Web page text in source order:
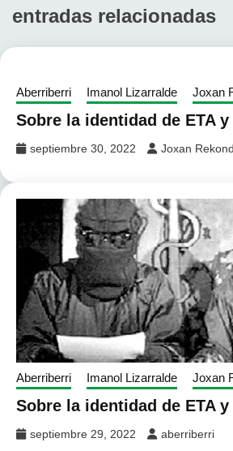
entradas relacionadas
Aberriberri Imanol Lizarralde Joxan
Sobre la identidad de ETA
septiembre 30, 2022 Joxan
Aberriberri Imanol Lizarralde Joxan
Sobre la identidad de ETA
septiembre 29, 2022 aberriberri